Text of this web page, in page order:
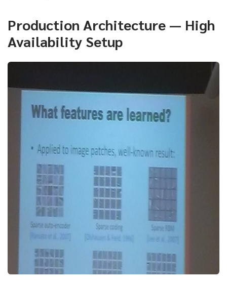
Production Architecture — High
Availability Setup